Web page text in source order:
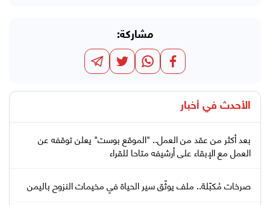
مشاركة:
الأحدث في أخبار
بعد أكثر من عقد من العمل.. "الموقع بوست" يعلن توقفه عن
العمل مع الإبقاء على أرشيفه متاحا للقراء
صرخات مُكبّلة.. ملف يوثّق سير الحياة في مخيمات النزوح باليمن